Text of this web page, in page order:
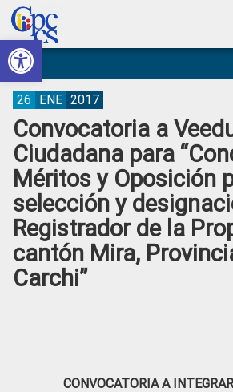
Abrir barra de herramientas
Skip
to
primary
navigation
Skip
to
main
content
Skip
to
primary
sidebar
Skip
to
footer
Consejo
de
Participación
Ciudadana
Control
Social
Construyendo
Poder
Ciudadano
Convocatoria a
Ciudadana para
Méritos y Oposición
selección y
Registrador de la
cantón Mira,
Carchi”
26 ENE 2017
CONVOCATORIA A